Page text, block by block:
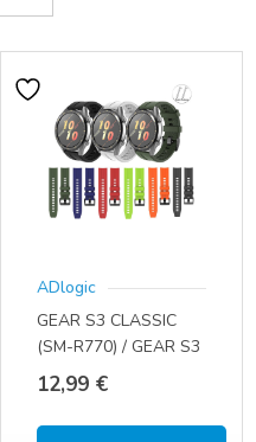
ADlogic
GEAR S3 CLASSIC
(SM-R770) / GEAR S3
FRONTIER (SM-R760)
(22 MM)
12,99 €